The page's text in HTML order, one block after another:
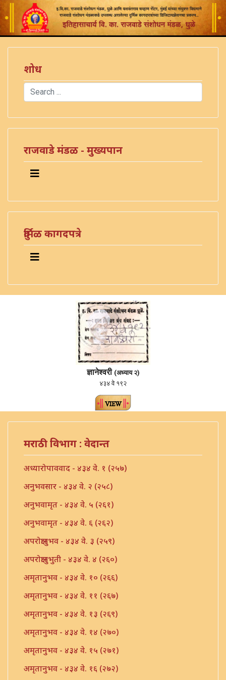
शोध
Search
राजवाडे मंडळ - मुख्यपान
दुर्मिळ कागदपत्रे
ज्ञानेश्वरी (अध्याय २)
४३४ वे १९२
मराठी विभाग : वेदान्त
अध्यारोपाववाद - ४३४ वे. १ (२५७)
अनुभवसार - ४३४ वे. २ (२५८)
अनुभवामृत - ४३४ वे. ५ (२६१)
अनुभवामृत - ४३४ वे. ६ (२६२)
अपरोक्षानुभव - ४३४ वे. ३ (२५९)
अपरोक्षानुभुती - ४३४ वे. ४ (२६०)
अमृतानुभव - ४३४ वे. १० (२६६)
अमृतानुभव - ४३४ वे. ११ (२६७)
अमृतानुभव - ४३४ वे. १३ (२६९)
अमृतानुभव - ४३४ वे. १४ (२७०)
अमृतानुभव - ४३४ वे. १५ (२७१)
अमृतानुभव - ४३४ वे. १६ (२७२)